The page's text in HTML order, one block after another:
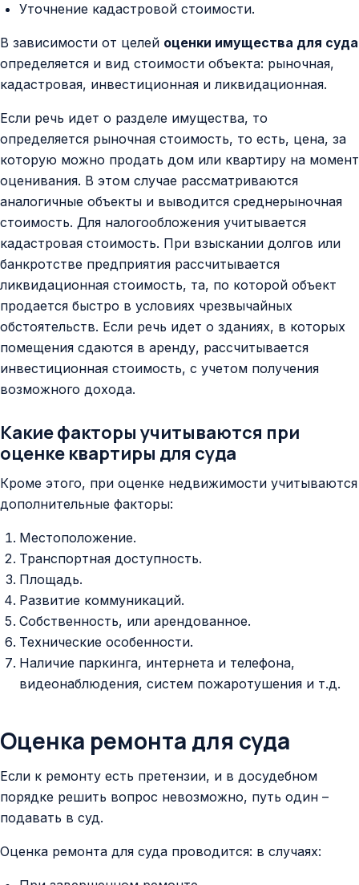
Уточнение кадастровой стоимости.
В зависимости от целей оценки имущества для суда
определяется и вид стоимости объекта: рыночная,
кадастровая, инвестиционная и ликвидационная.
Если речь идет о разделе имущества, то
определяется рыночная стоимость, то есть, цена, за
которую можно продать дом или квартиру на момент
оценивания. В этом случае рассматриваются
аналогичные объекты и выводится среднерыночная
стоимость. Для налогообложения учитывается
кадастровая стоимость. При взыскании долгов или
банкротстве предприятия рассчитывается
ликвидационная стоимость, та, по которой объект
продается быстро в условиях чрезвычайных
обстоятельств. Если речь идет о зданиях, в которых
помещения сдаются в аренду, рассчитывается
инвестиционная стоимость, с учетом получения
возможного дохода.
Какие факторы учитываются при
оценке квартиры для суда
Кроме этого, при оценке недвижимости учитываются
дополнительные факторы:
Местоположение.
Транспортная доступность.
Площадь.
Развитие коммуникаций.
Собственность, или арендованное.
Технические особенности.
Наличие паркинга, интернета и телефона,
видеонаблюдения, систем пожаротушения и т.д.
Оценка ремонта для суда
Если к ремонту есть претензии, и в досудебном
порядке решить вопрос невозможно, путь один –
подавать в суд.
Оценка ремонта для суда проводится: в случаях: